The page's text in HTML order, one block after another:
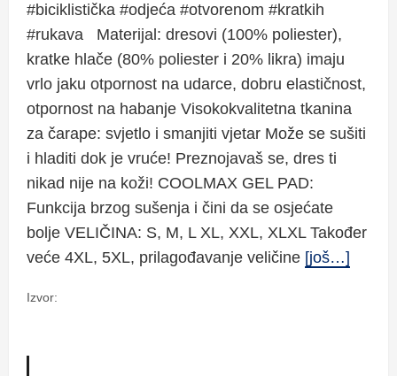
#biciklistička #odjeća #otvorenom #kratkih
#rukava Materijal: dresovi (100% poliester),
kratke hlače (80% poliester i 20% likra) imaju
vrlo jaku otpornost na udarce, dobru elastičnost,
otpornost na habanje Visokokvalitetna tkanina
za čarape: svjetlo i smanjiti vjetar Može se sušiti
i hladiti dok je vruće! Preznojavaš se, dres ti
nikad nije na koži! COOLMAX GEL PAD:
Funkcija brzog sušenja i čini da se osjećate
bolje VELIČINA: S, M, L XL, XXL, XLXL Također
veće 4XL, 5XL, prilagođavanje veličine [još…]
Izvor: